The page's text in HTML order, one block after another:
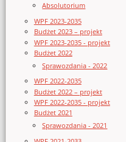
Absolutorium
WPF 2023-2035
Budżet 2023 – projekt
WPF 2023-2035 - projekt
Budżet 2022
Sprawozdania - 2022
WPF 2022-2035
Budżet 2022 – projekt
WPF 2022-2035 - projekt
Budżet 2021
Sprawozdania - 2021